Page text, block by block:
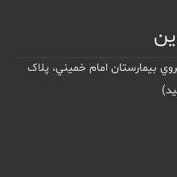
بيمارستان امام خميني، پلاک